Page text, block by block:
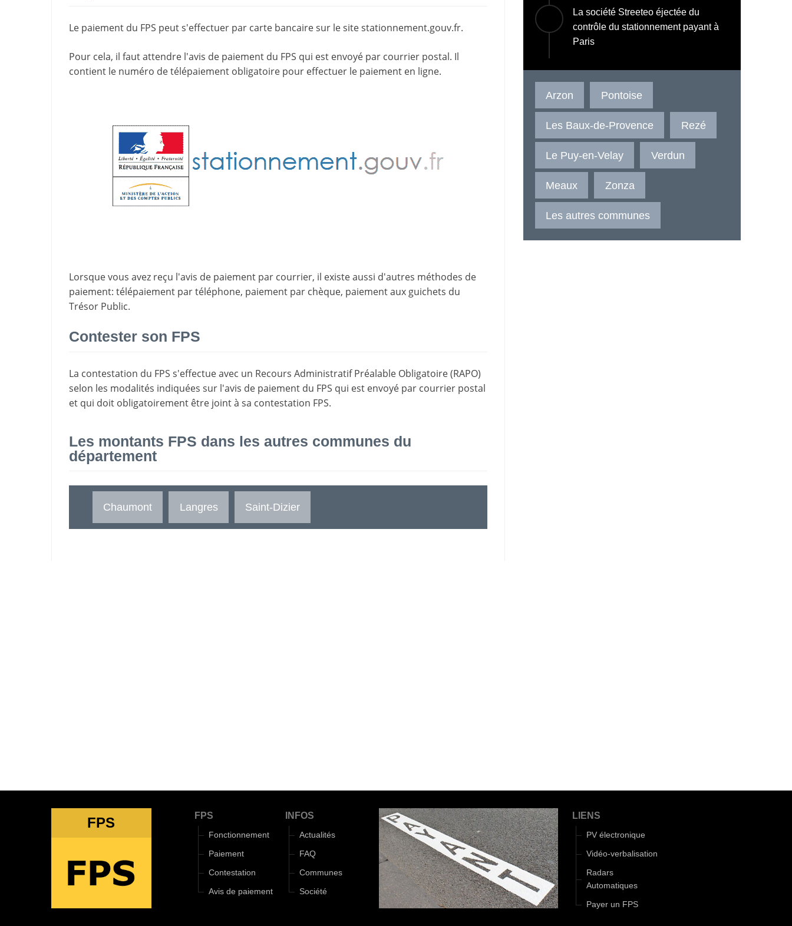
Le paiement du FPS peut s'effectuer par carte bancaire sur le sitestationnement.gouv.fr.
Pour cela, il faut attendre l'avis de paiement du FPS qui est envoyé par courrier postal. Il
contient le numéro de télépaiement obligatoire pour effectuer le paiement en ligne.
Lorsque vous avez reçu l'avis de paiement par courrier, il existe aussi d'autres méthodes de
paiement: télépaiement par téléphone, paiement par chèque, paiement aux guichets du
Trésor Public.
Contester son FPS
La contestation du FPS s'effectue avec un Recours Administratif Préalable Obligatoire (RAPO)
selon les modalités indiquées sur l'avis de paiement du FPS qui est envoyé par courrier postal
et qui doit obligatoirement être joint à sa contestation FPS.
Les montants FPS dans les autres communes du
département
Chaumont Langres Saint-Dizier
La société Streeteo éjectée du
contrôle du stationnement payant à
Paris
Arzon Pontoise
Les Baux-de-Provence Rezé
Le Puy-en-Velay Verdun
Meaux Zonza
Les autres communes
FPS FPS
Fonctionnement
Paiement
Contestation
Avis de paiement
INFOS
Actualités
FAQ
Communes
Société
LIENS
PV électronique
Vidéo-verbalisation
Radars
Automatiques
Payer un FPS